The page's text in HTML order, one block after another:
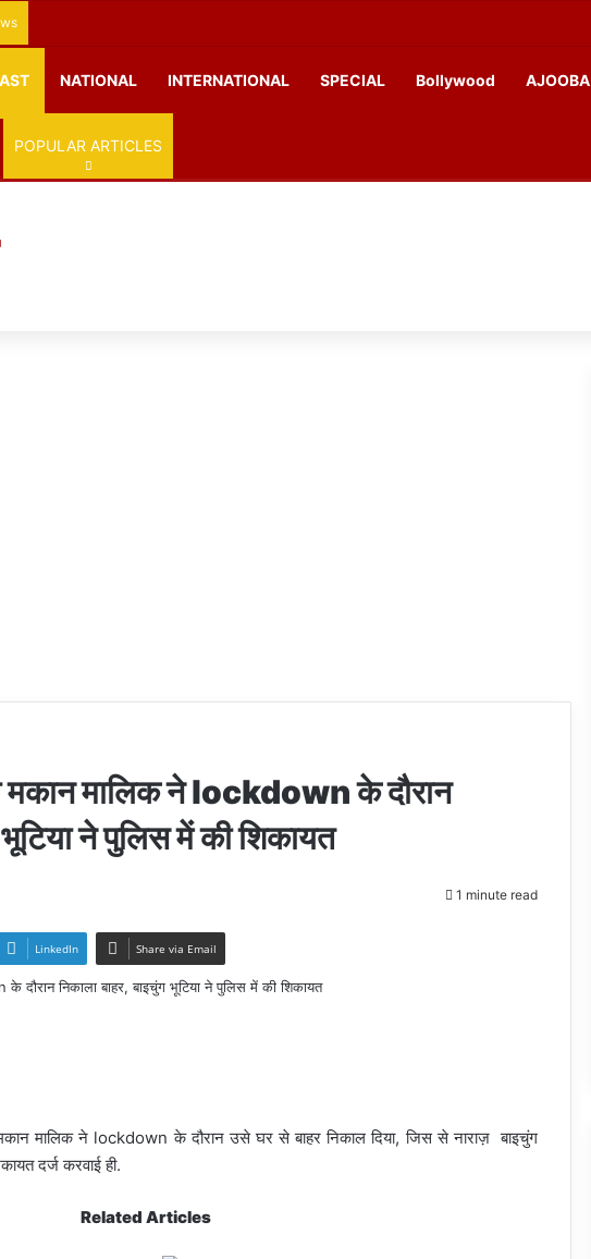
NATIONAL INTERNATIONAL SPECIAL Bollywood AJOOBA
POPULAR ARTICLES
मकान मालिक ने lockdown के दौरान
ने पुलिस में की शिकायत
1 minute read
LinkedIn Share via Email
मालिक ने lockdown के दौरान उसे घर से बाहर निकाल दिया, जिस से नाराज़ बाइचुंग
दर्ज करवाई ही.
Related Articles